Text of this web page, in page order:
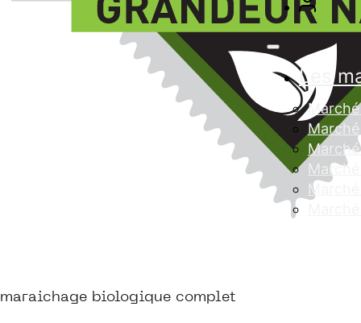
Les
maraichage biologique complet